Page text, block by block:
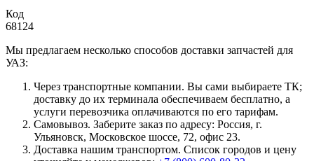
Код
68124
Мы предлагаем несколько способов доставки запчастей для
УАЗ:
Через транспортные компании. Вы сами выбираете ТК;
доставку до их терминала обеспечиваем бесплатно, а
услуги перевозчика оплачиваются по его тарифам.
Самовывоз. Заберите заказ по адресу: Россия, г.
Ульяновск, Московское шоссе, 72, офис 23.
Доставка нашим транспортом. Список городов и цену